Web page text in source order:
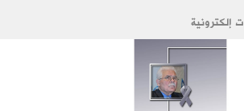
إلكترونية